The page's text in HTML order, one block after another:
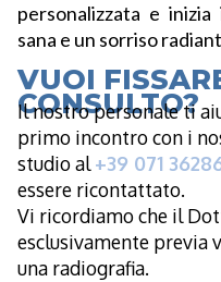
personalizzata e
sana e un sorriso
VUOI
CONSULTO?
Il nostro personale ti
primo incontro con i
studio al+39 071
essere ricontattato.
Vi ricordiamo che il
esclusivamente previa
una radiografia.